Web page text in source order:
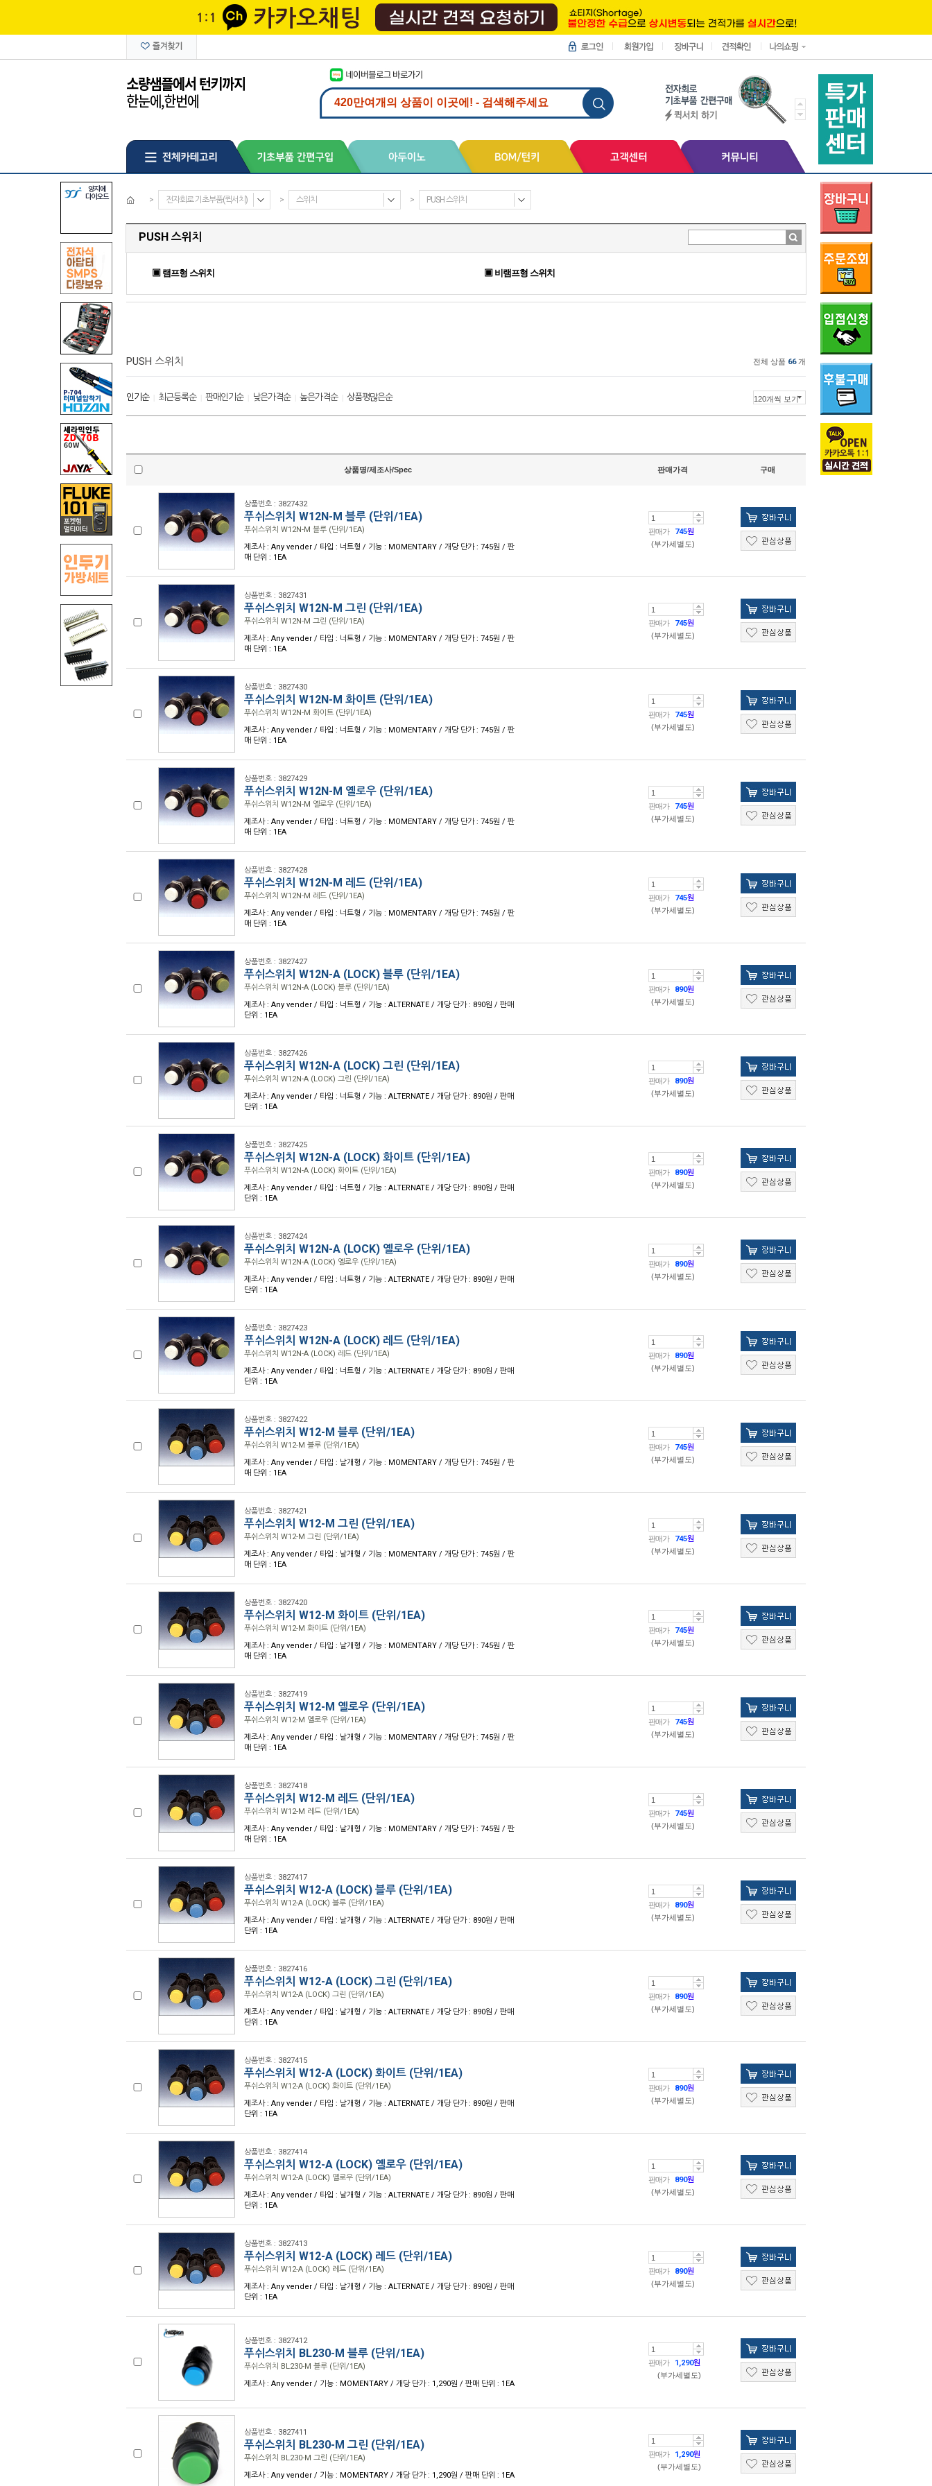
> 전자회로 기초부품(퀵서치) > 스위치 > PUSH 스위치
PUSH 스위치
▣ 램프형 스위치 ▣ 비램프형 스위치
PUSH 스위치 전체 상품 66개
인기순| 최근등록순| 판매인기순| 낮은가격순| 높은가격순| 상품평많은순
상품명/제조사/Spec 판매가격 구매
상품번호 : 3827432
푸쉬스위치 W12N-M 블루 (단위/1EA)
푸쉬스위치 W12N-M 블루 (단위/1EA)
제조사 : Any vender / 타입 : 너트형 / 기능 : MOMENTARY / 개당 단가 : 745원 / 판
매 단위 : 1EA
판매가 745원
(부가세별도)
상품번호 : 3827431
푸쉬스위치 W12N-M 그린 (단위/1EA)
푸쉬스위치 W12N-M 그린 (단위/1EA)
제조사 : Any vender / 타입 : 너트형 / 기능 : MOMENTARY / 개당 단가 : 745원 / 판
매 단위 : 1EA
판매가 745원
(부가세별도)
상품번호 : 3827430
푸쉬스위치 W12N-M 화이트 (단위/1EA)
푸쉬스위치 W12N-M 화이트 (단위/1EA)
제조사 : Any vender / 타입 : 너트형 / 기능 : MOMENTARY / 개당 단가 : 745원 / 판
매 단위 : 1EA
판매가 745원
(부가세별도)
상품번호 : 3827429
푸쉬스위치 W12N-M 옐로우 (단위/1EA)
푸쉬스위치 W12N-M 옐로우 (단위/1EA)
제조사 : Any vender / 타입 : 너트형 / 기능 : MOMENTARY / 개당 단가 : 745원 / 판
매 단위 : 1EA
판매가 745원
(부가세별도)
상품번호 : 3827428
푸쉬스위치 W12N-M 레드 (단위/1EA)
푸쉬스위치 W12N-M 레드 (단위/1EA)
제조사 : Any vender / 타입 : 너트형 / 기능 : MOMENTARY / 개당 단가 : 745원 / 판
매 단위 : 1EA
판매가 745원
(부가세별도)
상품번호 : 3827427
푸쉬스위치 W12N-A (LOCK) 블루 (단위/1EA)
푸쉬스위치 W12N-A (LOCK) 블루 (단위/1EA)
제조사 : Any vender / 타입 : 너트형 / 기능 : ALTERNATE / 개당 단가 : 890원 / 판매
단위 : 1EA
판매가 890원
(부가세별도)
상품번호 : 3827426
푸쉬스위치 W12N-A (LOCK) 그린 (단위/1EA)
푸쉬스위치 W12N-A (LOCK) 그린 (단위/1EA)
제조사 : Any vender / 타입 : 너트형 / 기능 : ALTERNATE / 개당 단가 : 890원 / 판매
단위 : 1EA
판매가 890원
(부가세별도)
상품번호 : 3827425
푸쉬스위치 W12N-A (LOCK) 화이트 (단위/1EA)
푸쉬스위치 W12N-A (LOCK) 화이트 (단위/1EA)
제조사 : Any vender / 타입 : 너트형 / 기능 : ALTERNATE / 개당 단가 : 890원 / 판매
단위 : 1EA
판매가 890원
(부가세별도)
상품번호 : 3827424
푸쉬스위치 W12N-A (LOCK) 옐로우 (단위/1EA)
푸쉬스위치 W12N-A (LOCK) 옐로우 (단위/1EA)
제조사 : Any vender / 타입 : 너트형 / 기능 : ALTERNATE / 개당 단가 : 890원 / 판매
단위 : 1EA
판매가 890원
(부가세별도)
상품번호 : 3827423
푸쉬스위치 W12N-A (LOCK) 레드 (단위/1EA)
푸쉬스위치 W12N-A (LOCK) 레드 (단위/1EA)
제조사 : Any vender / 타입 : 너트형 / 기능 : ALTERNATE / 개당 단가 : 890원 / 판매
단위 : 1EA
판매가 890원
(부가세별도)
상품번호 : 3827422
푸쉬스위치 W12-M 블루 (단위/1EA)
푸쉬스위치 W12-M 블루 (단위/1EA)
제조사 : Any vender / 타입 : 날개형 / 기능 : MOMENTARY / 개당 단가 : 745원 / 판
매 단위 : 1EA
판매가 745원
(부가세별도)
상품번호 : 3827421
푸쉬스위치 W12-M 그린 (단위/1EA)
푸쉬스위치 W12-M 그린 (단위/1EA)
제조사 : Any vender / 타입 : 날개형 / 기능 : MOMENTARY / 개당 단가 : 745원 / 판
매 단위 : 1EA
판매가 745원
(부가세별도)
상품번호 : 3827420
푸쉬스위치 W12-M 화이트 (단위/1EA)
푸쉬스위치 W12-M 화이트 (단위/1EA)
제조사 : Any vender / 타입 : 날개형 / 기능 : MOMENTARY / 개당 단가 : 745원 / 판
매 단위 : 1EA
판매가 745원
(부가세별도)
상품번호 : 3827419
푸쉬스위치 W12-M 옐로우 (단위/1EA)
푸쉬스위치 W12-M 옐로우 (단위/1EA)
제조사 : Any vender / 타입 : 날개형 / 기능 : MOMENTARY / 개당 단가 : 745원 / 판
매 단위 : 1EA
판매가 745원
(부가세별도)
상품번호 : 3827418
푸쉬스위치 W12-M 레드 (단위/1EA)
푸쉬스위치 W12-M 레드 (단위/1EA)
제조사 : Any vender / 타입 : 날개형 / 기능 : MOMENTARY / 개당 단가 : 745원 / 판
매 단위 : 1EA
판매가 745원
(부가세별도)
상품번호 : 3827417
푸쉬스위치 W12-A (LOCK) 블루 (단위/1EA)
푸쉬스위치 W12-A (LOCK) 블루 (단위/1EA)
제조사 : Any vender / 타입 : 날개형 / 기능 : ALTERNATE / 개당 단가 : 890원 / 판매
단위 : 1EA
판매가 890원
(부가세별도)
상품번호 : 3827416
푸쉬스위치 W12-A (LOCK) 그린 (단위/1EA)
푸쉬스위치 W12-A (LOCK) 그린 (단위/1EA)
제조사 : Any vender / 타입 : 날개형 / 기능 : ALTERNATE / 개당 단가 : 890원 / 판매
단위 : 1EA
판매가 890원
(부가세별도)
상품번호 : 3827415
푸쉬스위치 W12-A (LOCK) 화이트 (단위/1EA)
푸쉬스위치 W12-A (LOCK) 화이트 (단위/1EA)
제조사 : Any vender / 타입 : 날개형 / 기능 : ALTERNATE / 개당 단가 : 890원 / 판매
단위 : 1EA
판매가 890원
(부가세별도)
상품번호 : 3827414
푸쉬스위치 W12-A (LOCK) 옐로우 (단위/1EA)
푸쉬스위치 W12-A (LOCK) 옐로우 (단위/1EA)
제조사 : Any vender / 타입 : 날개형 / 기능 : ALTERNATE / 개당 단가 : 890원 / 판매
단위 : 1EA
판매가 890원
(부가세별도)
상품번호 : 3827413
푸쉬스위치 W12-A (LOCK) 레드 (단위/1EA)
푸쉬스위치 W12-A (LOCK) 레드 (단위/1EA)
제조사 : Any vender / 타입 : 날개형 / 기능 : ALTERNATE / 개당 단가 : 890원 / 판매
단위 : 1EA
판매가 890원
(부가세별도)
상품번호 : 3827412
푸쉬스위치 BL230-M 블루 (단위/1EA)
푸쉬스위치 BL230-M 블루 (단위/1EA)
제조사 : Any vender / 기능 : MOMENTARY / 개당 단가 : 1,290원 / 판매 단위 : 1EA
판매가 1,290원
(부가세별도)
상품번호 : 3827411
푸쉬스위치 BL230-M 그린 (단위/1EA)
푸쉬스위치 BL230-M 그린 (단위/1EA)
제조사 : Any vender / 기능 : MOMENTARY / 개당 단가 : 1,290원 / 판매 단위 : 1EA
판매가 1,290원
(부가세별도)